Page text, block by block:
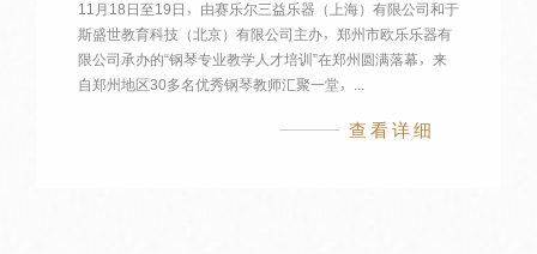
11月18日至19日，由赛乐尔三益乐器（上海）有限公司和于
斯盛世教育科技（北京）有限公司主办，郑州市欧乐乐器有
限公司承办的“钢琴专业教学人才培训”在郑州圆满落幕，来
自郑州地区30多名优秀钢琴教师汇聚一堂，...
查看详细